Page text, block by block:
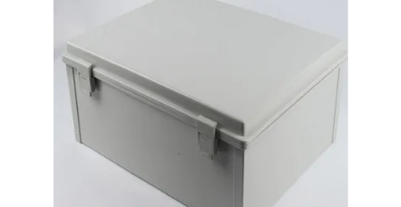
SHOPPING ONLINE
แผนผัง
เว็บไซต์